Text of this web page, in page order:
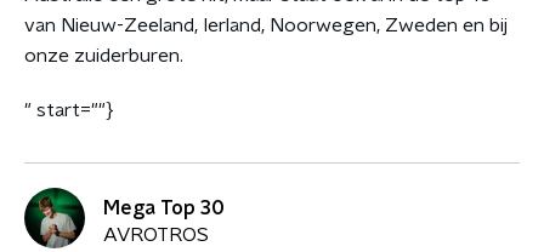
van Nieuw-Zeeland, Ierland, Noorwegen, Zweden en bij
onze zuiderburen.
" start=""}
Mega Top 30
AVROTROS